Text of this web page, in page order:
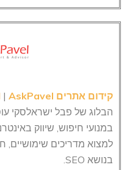
קידום אתרים AskPavel |
הבלוג של פבל ישראלסקי
במנועי חיפוש, שיווק
למצוא מדריכים שימושיים,
בנושא SEO.